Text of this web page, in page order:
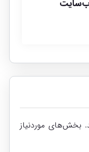
بخش‌های موردنیاز